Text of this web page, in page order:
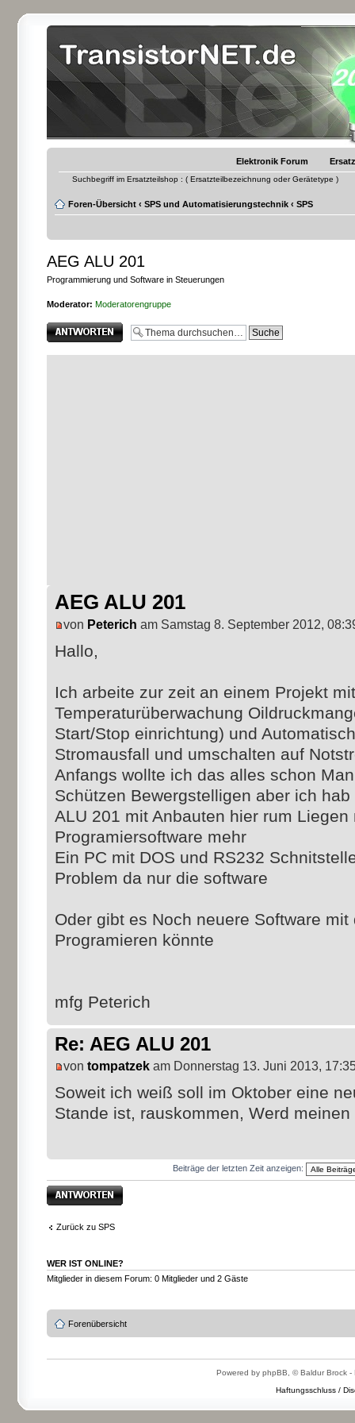
Elektronik Forum
Suchbegriff im Ersatzteilshop : ( Ersatzteilbezeichnung oder Gerätetype )
Foren-Übersicht ‹ SPS und Automatisierungstechnik ‹ SPS
AEG ALU 201
Programmierung und Software in Steuerungen
Moderator: Moderatorengruppe
Antwort erstellen
AEG ALU 201
von Peterich am Samstag 8. September 2012,
Hallo,
Ich arbeite zur zeit an einem Projekt
Temperaturüberwachung
Start/Stop einrichtung) und
Stromausfall und umschalten auf
Anfangs wollte ich das alles schon
Schützen Bewergstelligen aber ich
ALU 201 mit Anbauten hier rum
Programiersoftware mehr
Ein PC mit DOS und RS232
Problem da nur die software
Oder gibt es Noch neuere Software
Programieren könnte
mfg Peterich
Re: AEG ALU 201
von tompatzek am Donnerstag 13. Juni 2013,
Soweit ich weiß soll im Oktober eine
Stande ist, rauskommen, Werd
Beiträge der letzten Zeit anzeigen:
Antwort erstellen
Zurück zu SPS
WER IST ONLINE?
Mitglieder in diesem Forum: 0 Mitglieder und 2 Gäste
Forenübersicht
Powered by phpBB, © Baldur Brock -
Haftungsschluss /